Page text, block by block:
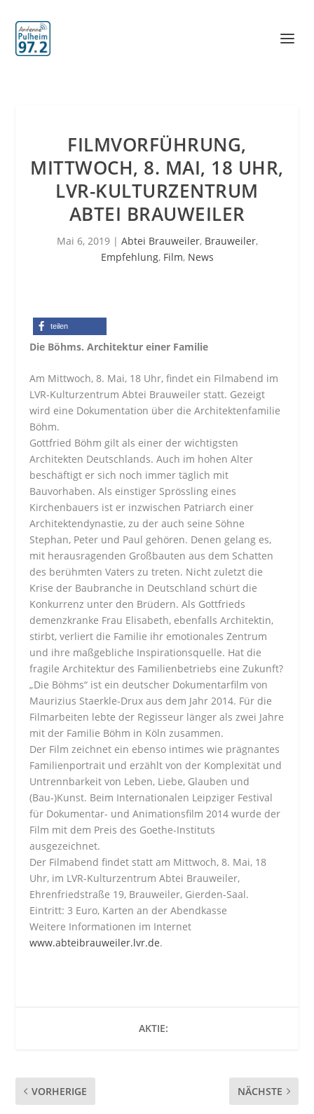
FILMVORFÜHRUNG,
MITTWOCH, 8. MAI, 18 UHR,
LVR-KULTURZENTRUM
ABTEI BRAUWEILER
Mai 6, 2019| Abtei Brauweiler, Brauweiler,
Empfehlung, Film, News
teilen
Die Böhms. Architektur einer Familie
Am Mittwoch, 8. Mai, 18 Uhr, findet ein Filmabend im
LVR-Kulturzentrum Abtei Brauweiler statt. Gezeigt
wird eine Dokumentation über die Architektenfamilie
Böhm.
Gottfried Böhm gilt als einer der wichtigsten
Architekten Deutschlands. Auch im hohen Alter
beschäftigt er sich noch immer täglich mit
Bauvorhaben. Als einstiger Sprössling eines
Kirchenbauers ist er inzwischen Patriarch einer
Architektendynastie, zu der auch seine Söhne
Stephan, Peter und Paul gehören. Denen gelang es,
mit herausragenden Großbauten aus dem Schatten
des berühmten Vaters zu treten. Nicht zuletzt die
Krise der Baubranche in Deutschland schürt die
Konkurrenz unter den Brüdern. Als Gottfrieds
demenzkranke Frau Elisabeth, ebenfalls Architektin,
stirbt, verliert die Familie ihr emotionales Zentrum
und ihre maßgebliche Inspirationsquelle. Hat die
fragile Architektur des Familienbetriebs eine Zukunft?
„Die Böhms“ ist ein deutscher Dokumentarfilm von
Maurizius Staerkle-Drux aus dem Jahr 2014. Für die
Filmarbeiten lebte der Regisseur länger als zwei Jahre
mit der Familie Böhm in Köln zusammen.
Der Film zeichnet ein ebenso intimes wie prägnantes
Familienportrait und erzählt von der Komplexität und
Untrennbarkeit von Leben, Liebe, Glauben und
(Bau-)Kunst. Beim Internationalen Leipziger Festival
für Dokumentar- und Animationsfilm 2014 wurde der
Film mit dem Preis des Goethe-Instituts
ausgezeichnet.
Der Filmabend findet statt am Mittwoch, 8. Mai, 18
Uhr, im LVR-Kulturzentrum Abtei Brauweiler,
Ehrenfriedstraße 19, Brauweiler, Gierden-Saal.
Eintritt: 3 Euro, Karten an der Abendkasse
Weitere Informationen im Internet
www.abteibrauweiler.lvr.de.
AKTIE:
VORHERIGE NÄCHSTE